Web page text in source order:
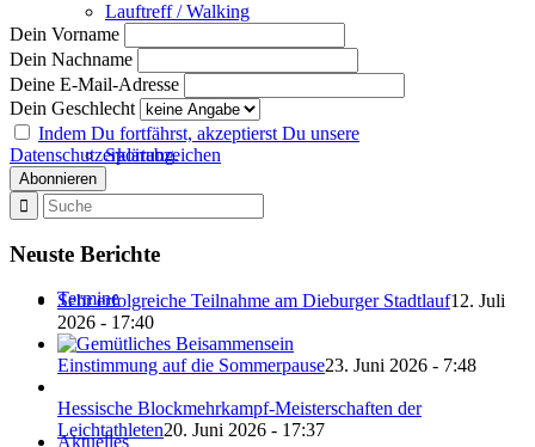
Lauftreff / Walking
Sportabzeichen
Termine
Aktuelles
Dein Vorname
Dein Nachname
Deine E-Mail-Adresse
Dein Geschlecht
Indem Du fortfährst, akzeptierst Du unsere
Datenschutzerklärung.
Neuste Berichte
Sehr erfolgreiche Teilnahme am Dieburger Stadtlauf12. Juli
2026 - 17:40
Einstimmung auf die Sommerpause23. Juni 2026 - 7:48
Hessische Blockmehrkampf-Meisterschaften der
Leichtathleten20. Juni 2026 - 17:37